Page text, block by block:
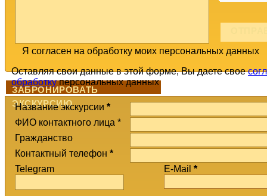
Я согласен на обработку моих персональных данных
Оставляя свои данные в этой форме, Вы даете свое
обработкуперсональных данных
ЗАБРОНИРОВАТЬ
ЭКСКУРСИЮ
Название экскурсии *
ФИО контактного лица *
Гражданство
Контактный телефон *
Telegram
E-Mail *